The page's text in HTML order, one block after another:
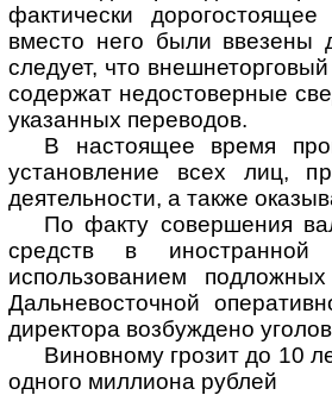
фактически
вместо него были ввезены
следует, что
содержат недостоверные
указанных переводов.
В настоящее время
установление всех лиц,
деятельности, а также
По факту совершения
средств в
использованием
Дальневосточной
директора возбуждено
Виновному грозит до 10
одного миллиона рублей